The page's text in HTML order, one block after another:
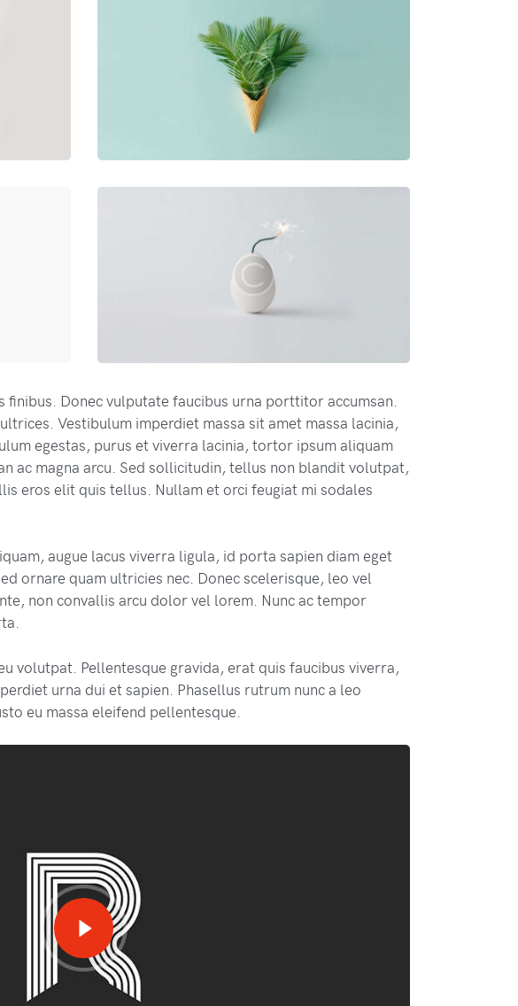
finibus. Donec vulputate faucibus urna porttitor accumsan.
Vestibulum imperdiet massa sit amet massa lacinia,
egestas, purus et viverra lacinia, tortor ipsum aliquam
ac magna arcu. Sed sollicitudin, tellus non blandit volutpat,
eros elit quis tellus. Nullam et orci feugiat mi sodales
augue lacus viverra ligula, id porta sapien diam eget
ornare quam ultricies nec. Donec scelerisque, leo vel
non convallis arcu dolor vel lorem. Nunc ac tempor
volutpat. Pellentesque gravida, erat quis faucibus viverra,
urna dui et sapien. Phasellus rutrum nunc a leo
eu massa eleifend pellentesque.